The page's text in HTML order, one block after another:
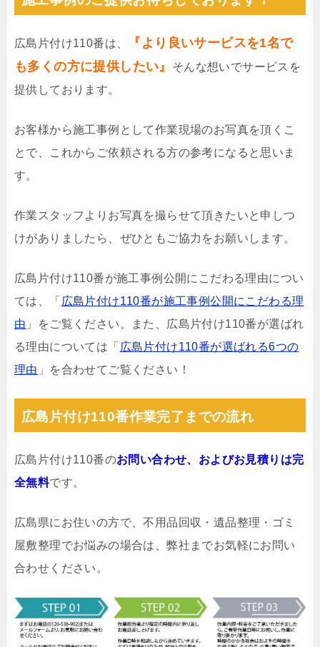
広島片付け110番は、
『より良いサービスを1名で
も多くの方に提供したい』
そんな想いでサービスを
提供しております。
お客様から施工事例として作業現場のお写真を頂くこ
とで、これからご依頼される方の参考になると思いま
す。
作業スタッフよりお写真を撮らせて頂きたいと申しつ
けがありましたら、ぜひともご協力をお願いします。
広島片付け110番が施工事例公開にこだわる理由につい
ては、「 広島片付け110番が施工事例公開にこだわる理
由 」をご覧ください。また、広島片付け110番が選ばれ
る理由については「 広島片付け110番が選ばれる6つの
理由 」を合わせてご覧ください！
広島片付け110番作業完了までの流れ
広島片付け110番のお問い合わせ、およびお見積りは完
全無料です。
広島県にお住いの方で、不用品回収・遺品整理・ゴミ
屋敷整理でお悩みの場合は、弊社までお気軽にお問い
合わせください。